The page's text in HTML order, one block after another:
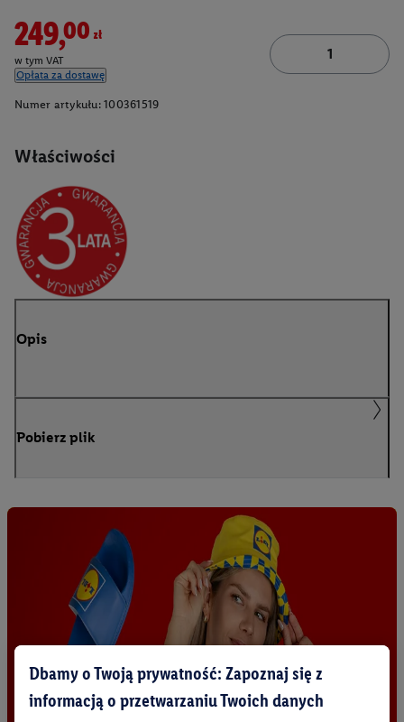
Właściwości
249,00zł
w tym VAT
Opłata za dostawę
Numer artykułu: 100361519
Opis
Pobierz plik
Dbamy o Twoją prywatność: Zapoznaj się z
informacją o przetwarzaniu Twoich danych